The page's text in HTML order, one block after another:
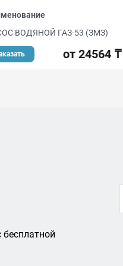
ВОДЯНОЙ ГАЗ-53 (ЗМЗ)
от 24564 ₸